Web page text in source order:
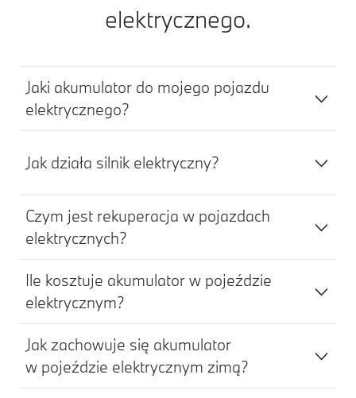
elektrycznego.
Jaki akumulator do mojego pojazdu
elektrycznego?
Jak działa silnik elektryczny?
Czym jest rekuperacja w pojazdach
elektrycznych?
Ile kosztuje akumulator w pojeździe
elektrycznym?
Jak zachowuje się akumulator
w pojeździe elektrycznym zimą?